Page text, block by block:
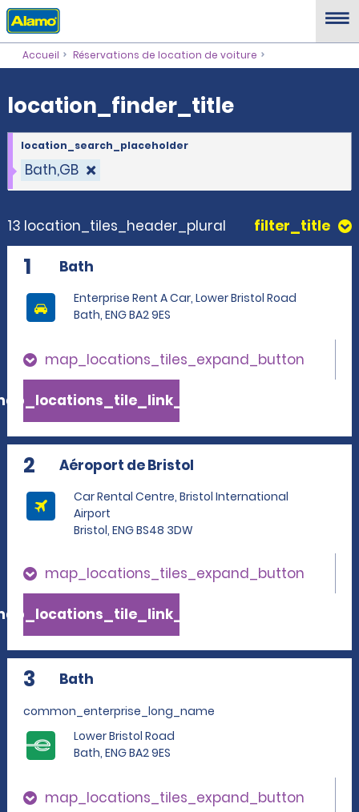
location_finder_title
Accueil Réservations de location de voiture
location_finder_title
Bath,GB
location_search_placeholder
13 location_tiles_header_plural filter_title
1 Bath
Enterprise Rent A Car, Lower Bristol Road
Bath, ENG BA2 9ES
map_locations_tiles_expand_button
2 Aéroport de Bristol
Car Rental Centre, Bristol International
Airport
Bristol, ENG BS48 3DW
map_locations_tiles_expand_button
3 Bath
common_enterprise_long_name
Lower Bristol Road
Bath, ENG BA2 9ES
map_locations_tiles_expand_button